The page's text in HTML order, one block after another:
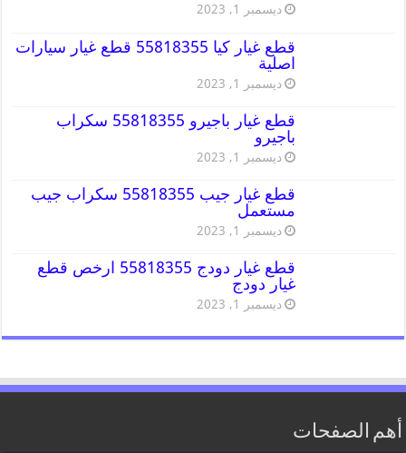
ديسمبر 1, 2023
قطع غيار كيا 55818355 قطع غيار سيارات
اصلية
ديسمبر 1, 2023
قطع غيار باجيرو 55818355 سكراب
باجيرو
ديسمبر 1, 2023
قطع غيار جيب 55818355 سكراب جيب
مستعمل
ديسمبر 1, 2023
قطع غيار دودج 55818355 ارخص قطع
غيار دودج
ديسمبر 1, 2023
أهم الصفحات